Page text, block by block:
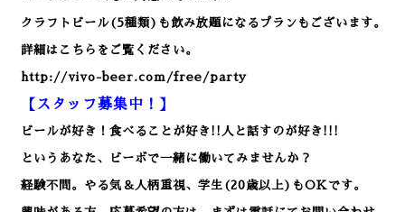
クラフトビール(5種類)も飲み放題になるプランもございます。
詳細はこちらをご覧ください。
http://vivo-beer.com/free/party
【スタッフ募集中！】
ビールが好き！食べることが好き!!人と話すのが好き!!!
というあなた、ビーボで一緒に働いてみませんか？
経験不問。やる気＆人柄重視、学生(20歳以上)もOKです。